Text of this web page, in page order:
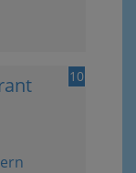
10